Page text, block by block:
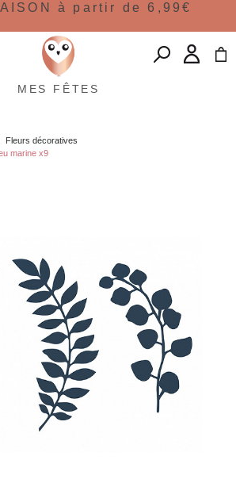
à partir de 6,99€
MES FÊTES
Fleurs décoratives
marine x9